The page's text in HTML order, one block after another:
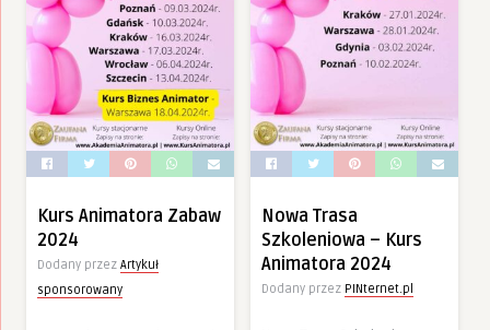
Kurs Animatora Zabaw
2024
Dodany przez Artykuł
sponsorowany
Nowa Trasa
Szkoleniowa – Kurs
Animatora 2024
Dodany przez PINternet.pl